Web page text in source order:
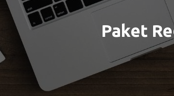
Paket